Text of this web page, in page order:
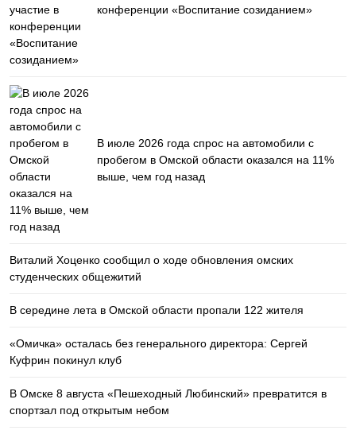
конференции «Воспитание созиданием»
В июле 2026 года спрос на автомобили с
пробегом в Омской области оказался на 11%
выше, чем год назад
Виталий Хоценко сообщил о ходе обновления омских
студенческих общежитий
В середине лета в Омской области пропали 122 жителя
«Омичка» осталась без генерального директора: Сергей
Куфрин покинул клуб
В Омске 8 августа «Пешеходный Любинский» превратится в
спортзал под открытым небом